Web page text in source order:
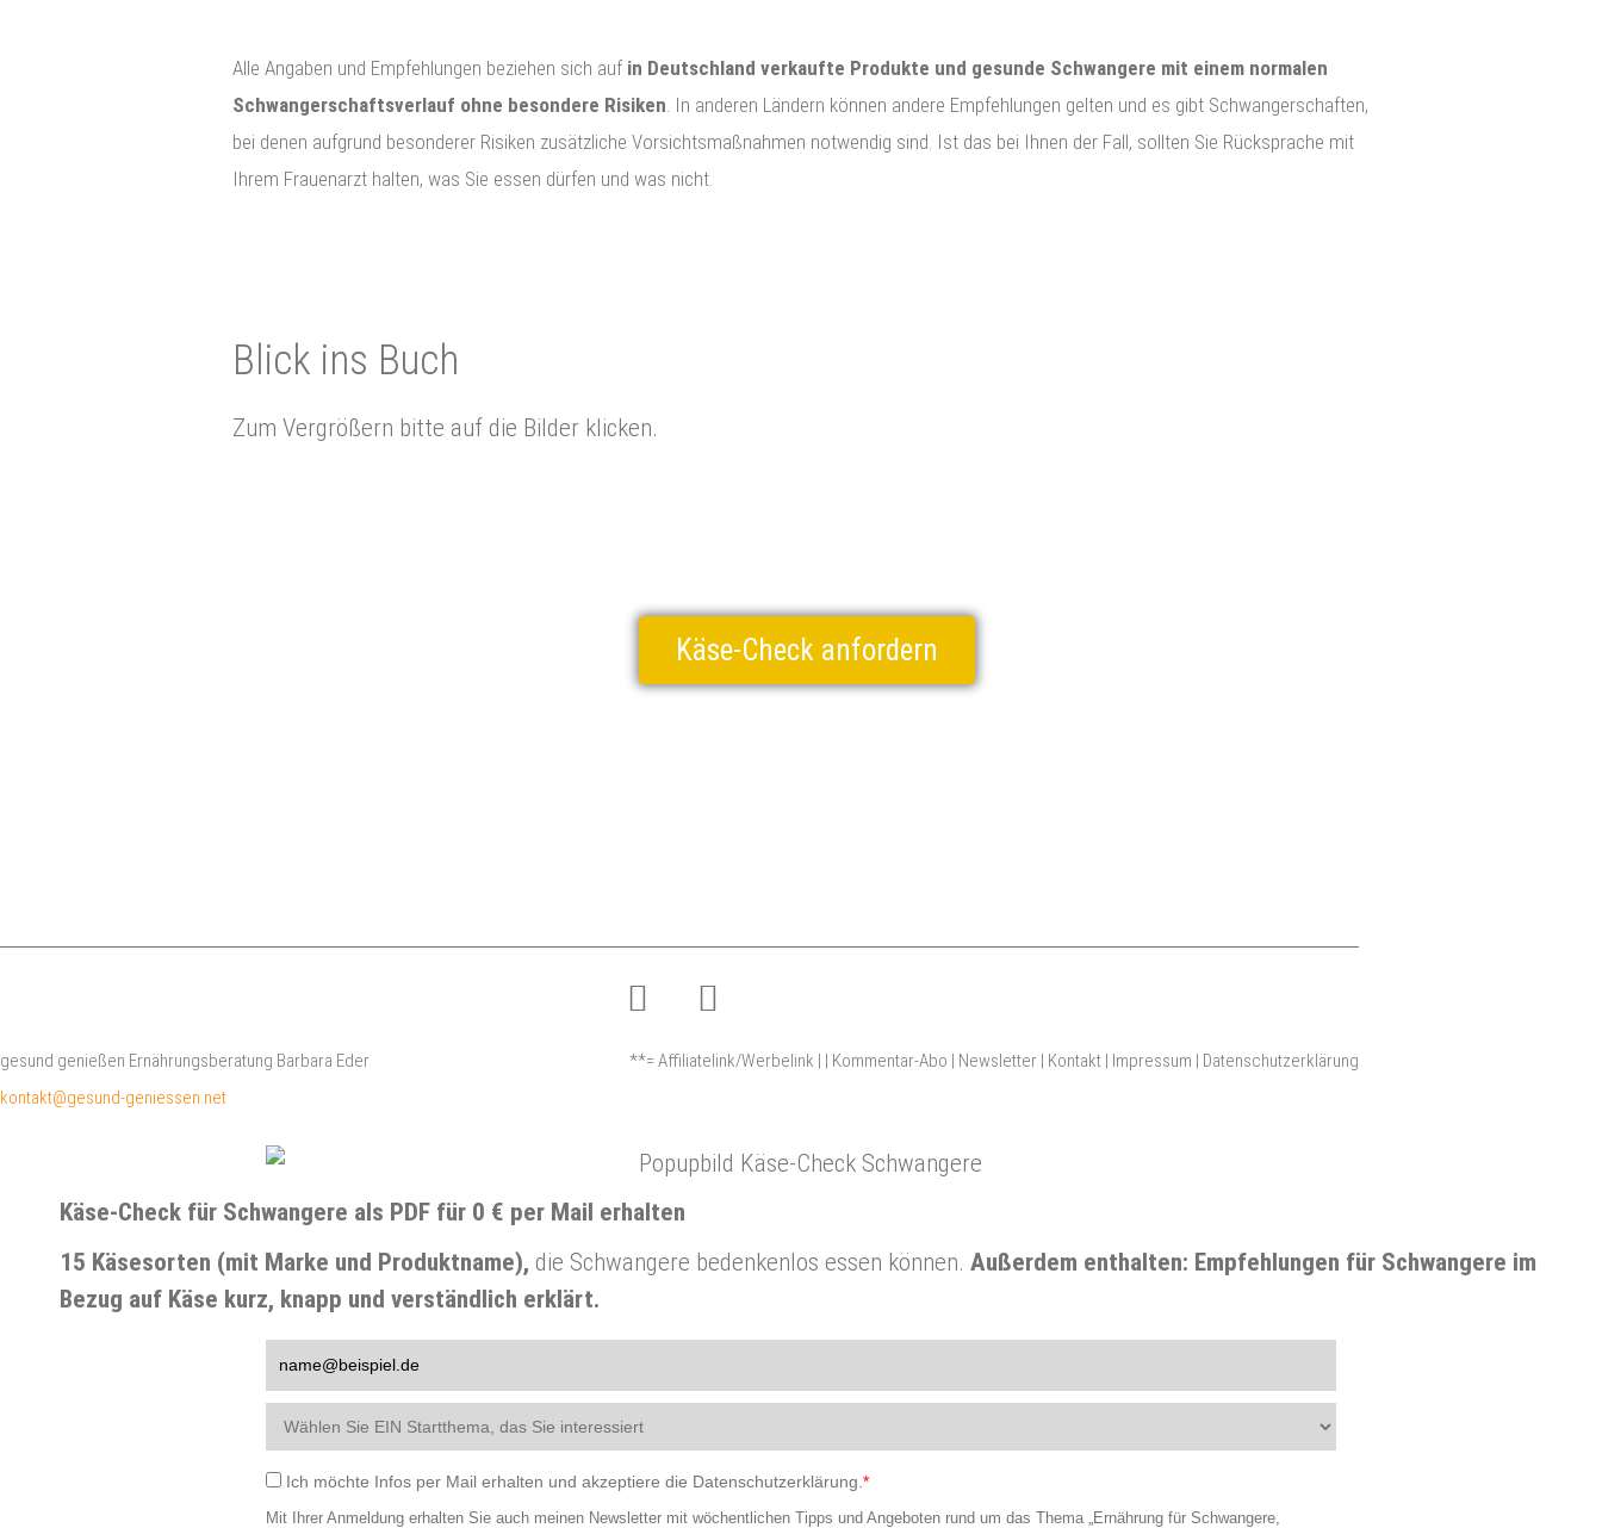
Alle Angaben und Empfehlungen beziehen sich auf in Deutschland verkaufte Produkte und gesunde Schwangere mit einem normalen
Schwangerschaftsverlauf ohne besondere Risiken. In anderen Ländern können andere Empfehlungen gelten und es gibt Schwangerschaften,
bei denen aufgrund besonderer Risiken zusätzliche Vorsichtsmaßnahmen notwendig sind. Ist das bei Ihnen der Fall, sollten Sie Rücksprache mit
Ihrem Frauenarzt halten, was Sie essen dürfen und was nicht.
Blick ins Buch
Zum Vergrößern bitte auf die Bilder klicken.
Käse-Check anfordern
gesund genießen Ernährungsberatung Barbara Eder
kontakt@gesund-geniessen.net
**= Affiliatelink/Werbelink Kommentar-Abo Newsletter Kontakt Impressum Datenschutzerklärung
Käse-Check für Schwangere als PDF für 0 € per Mail erhalten
15 Käsesorten (mit Marke und Produktname), die Schwangere bedenkenlos essen können. Außerdem enthalten: Empfehlungen für Schwangere im
Bezug auf Käse kurz, knapp und verständlich erklärt.
Ich möchte Infos per Mail erhalten und akzeptiere die Datenschutzerklärung. *
Mit Ihrer Anmeldung erhalten Sie auch meinen Newsletter mit wöchentlichen Tipps und Angeboten rund um das Thema „Ernährung für Schwangere,